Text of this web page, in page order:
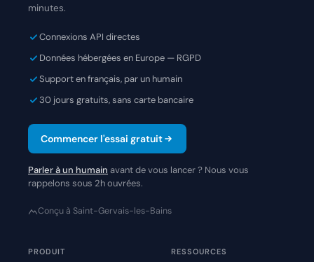
minutes.
Connexions API directes
Données hébergées en Europe — RGPD
Support en français, par un humain
30 jours gratuits, sans carte bancaire
Commencer l'essai gratuit
Parler à un humain avant de vous lancer ? Nous vous
rappelons sous 2h ouvrées.
Conçu à Saint-Gervais-les-Bains
PRODUIT RESSOURCES